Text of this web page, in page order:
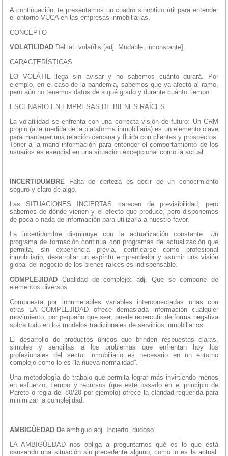
A continuación, te presentamos un cuadro sinóptico útil para entender
el entorno VUCA en las empresas inmobiliarias.
CONCEPTO
VOLATILIDAD Del lat. volatĭlis.[adj. Mudable, inconstante].
CARACTERÍSTICAS
LO VOLÁTIL llega sin avisar y no sabemos cuánto durará. Por
ejemplo, en el caso de la pandemia, sabemos que ya afectó al ramo,
pero aún no tenemos datos de a qué grado y durante cuánto tiempo.
ESCENARIO EN EMPRESAS DE BIENES RAÍCES
La volatilidad se enfrenta con una correcta visión de futuro: Un CRM
propio (a la medida de la plataforma inmobiliaria) es un elemento clave
para mantener una relación cercana y fluida con clientes y prospectos.
Tener a la mano información para entender el comportamiento de los
usuarios es esencial en una situación excepcional como la actual.
INCERTIDUMBRE
Falta de certeza es decir de un conocimiento
seguro y claro de algo.
Las SITUACIONES INCIERTAS carecen de previsibilidad, pero
sabemos de dónde vienen y el efecto que produce, pero disponemos
de poca o nada de información para utilizarla a nuestro favor.
La incertidumbre disminuye con la actualización constante. Un
programa de formación continua con programas de actualización que
permita, sin experiencia previa, certificarse como profesional
inmobiliario, desarrollar un espíritu emprendedor y asumir una visión
global del negocio de los bienes raíces es indispensable.
COMPLEJIDAD Cualidad de complejo: adj. Que se compone de
elementos diversos.
Compuesta por innumerables variables interconectadas unas con
otras LA COMPLEJIDAD ofrece demasiada información cualquier
movimiento, por pequeño que sea, puede repercutir de forma negativa
sobre todo en los modelos tradicionales de servicios inmobiliarios.
El desarrollo de productos únicos que brinden respuestas claras,
simples y sencillas a los problemas que enfrentan hoy los
profesionales del sector inmobiliario es necesario en un entorno
complejo como lo es “la nueva normalidad”.
Una metodología de trabajo que permita lograr más invirtiendo menos
en esfuerzo, tiempo y recursos (que esté basado en el principio de
Pareto o regla del 80/20 por ejemplo) ofrece la claridad requerida para
minimizar la complejidad.
AMBIGÜEDAD De ambiguo adj. Incierto, dudoso.
LA AMBIGÜEDAD nos obliga a preguntarnos qué es lo que está
causando una situación sin precedente alguno, como lo es la actual.